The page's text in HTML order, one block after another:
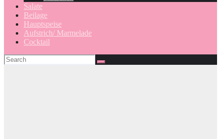
Salate
Beilage
Hauptspeise
Aufstrich/ Marmelade
Cocktail